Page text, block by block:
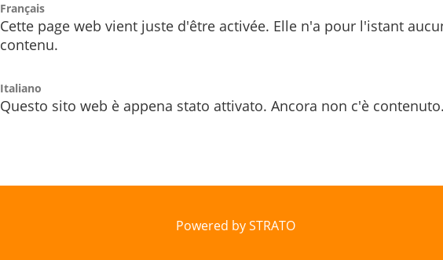
Français
Cette page web vient juste d'être activée. Elle n'a pour l'istant
contenu.
Italiano
Questo sito web è appena stato attivato. Ancora non c'è contenuto.
Powered by STRATO